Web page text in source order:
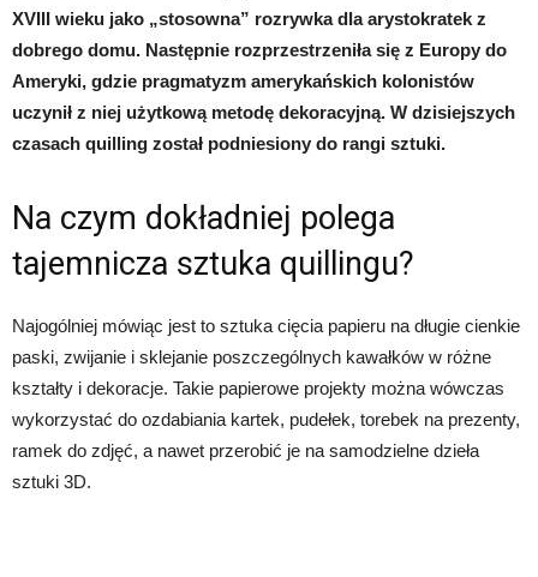
XVIII wieku jako „stosowna” rozrywka dla arystokratek z
dobrego domu. Następnie rozprzestrzeniła się z Europy do
Ameryki, gdzie pragmatyzm amerykańskich kolonistów
uczynił z niej użytkową metodę dekoracyjną. W dzisiejszych
czasach quilling został podniesiony do rangi sztuki.
Na czym dokładniej polega
tajemnicza sztuka quillingu?
Najogólniej mówiąc jest to sztuka cięcia papieru na długie cienkie
paski, zwijanie i sklejanie poszczególnych kawałków w różne
kształty i dekoracje. Takie papierowe projekty można wówczas
wykorzystać do ozdabiania kartek, pudełek, torebek na prezenty,
ramek do zdjęć, a nawet przerobić je na samodzielne dzieła
sztuki 3D.